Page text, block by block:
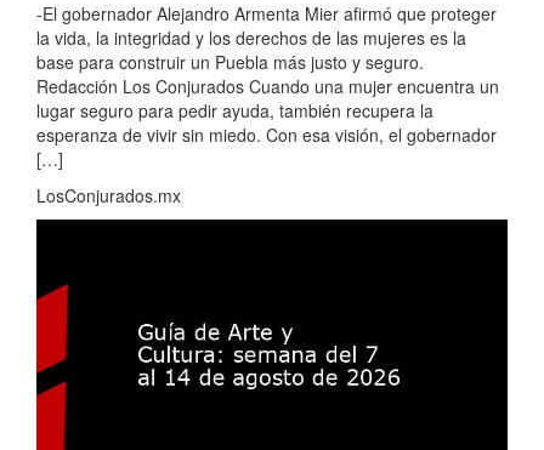
-El gobernador Alejandro Armenta Mier afirmó que proteger
la vida, la integridad y los derechos de las mujeres es la
base para construir un Puebla más justo y seguro.
Redacción Los Conjurados Cuando una mujer encuentra un
lugar seguro para pedir ayuda, también recupera la
esperanza de vivir sin miedo. Con esa visión, el gobernador
[…]
LosConjurados.mx